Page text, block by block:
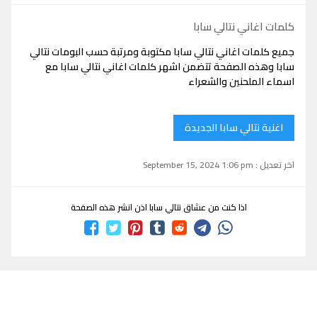
كلمات اغاني نتالي سابا
جميع كلمات اغاني نتالي سابا مكتوبة ومرتبة حسب البومات نتالي
سابا وهذه الصفحة تتضمن اشهر كلمات اغاني نتالي سابا مع
اسماء الملحنين والشعراء
اغنية نتالي سابا الجديدة
اخر تعديل : September 15, 2024 1:06 pm
اذا كنت من عشاق نتالي سابا اذن انشر هذه الصفحة